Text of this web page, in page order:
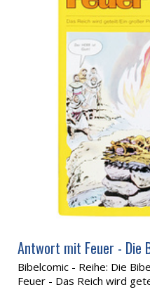
Antwort mit Feuer - Die
Bibelcomic - Reihe: Die
Feuer - Das Reich wird